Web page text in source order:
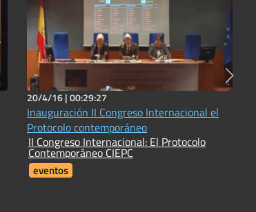
20/4/16 |00:29:27
Inauguración II Congreso Internacional el
Protocolo contemporáneo
II Congreso Internacional: El Protocolo
Contemporáneo CIEPC
eventos